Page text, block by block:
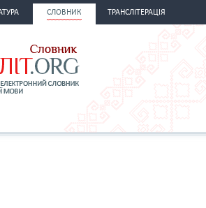
СЛОВНИК ТРАНСЛІТЕРАЦІЯ